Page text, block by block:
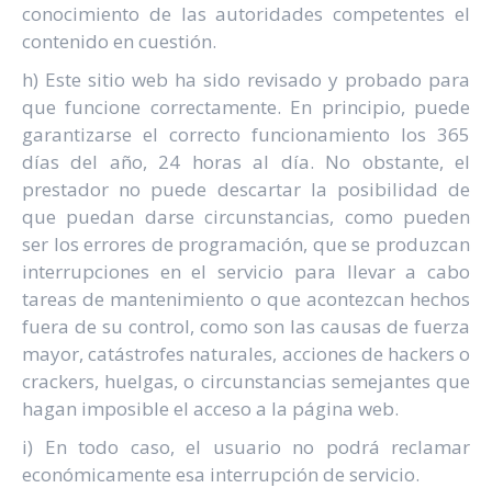
conocimiento de las autoridades competentes el
contenido en cuestión.
h) Este sitio web ha sido revisado y probado para
que funcione correctamente. En principio, puede
garantizarse el correcto funcionamiento los 365
días del año, 24 horas al día. No obstante, el
prestador no puede descartar la posibilidad de
que puedan darse circunstancias, como pueden
ser los errores de programación, que se produzcan
interrupciones en el servicio para llevar a cabo
tareas de mantenimiento o que acontezcan hechos
fuera de su control, como son las causas de fuerza
mayor, catástrofes naturales, acciones de hackers o
crackers, huelgas, o circunstancias semejantes que
hagan imposible el acceso a la página web.
i) En todo caso, el usuario no podrá reclamar
económicamente esa interrupción de servicio.